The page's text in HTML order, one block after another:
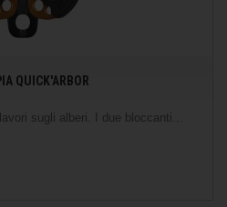
QUICK'ARBOR
sugli alberi. I due bloccanti...